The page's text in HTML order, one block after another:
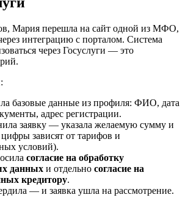
Мария перешла на сайт одной из МФО,
интеграцию с порталом. Система
через Госуслуги — это
базовые данные из профиля: ФИО, дата
адрес регистрации.
заявку — указала желаемую сумму и
зависят от тарифов и
условий).
согласие на обработку
данных и отдельно согласие на
кредитору.
— и заявка ушла на рассмотрение.